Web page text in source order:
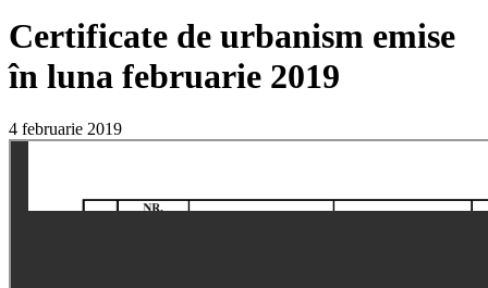
Certificate de urbanism emise
în luna februarie 2019
4 februarie 2019